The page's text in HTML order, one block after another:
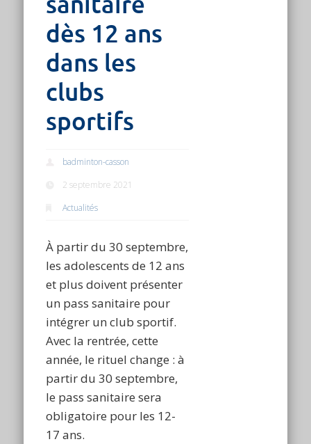
dès 12 ans
dans les
clubs
sportifs
badminton-casson
2 septembre 2021
Actualités
À partir du 30 septembre,
les adolescents de 12 ans
et plus doivent présenter
un pass sanitaire pour
intégrer un club sportif.
Avec la rentrée, cette
année, le rituel change : à
partir du 30 septembre,
le pass sanitaire sera
obligatoire pour les 12-
17 ans.